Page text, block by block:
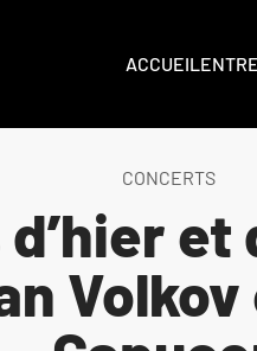
ACCUEIL
CONCERTS
et